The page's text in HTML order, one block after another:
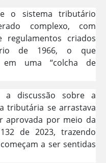
o sistema tributário
complexo, com
criados
de 1966, o que
em uma “colcha de
a discussão sobre a
tributária se arrastava
aprovada por meio da
de 2023, trazendo
a ser sentidas